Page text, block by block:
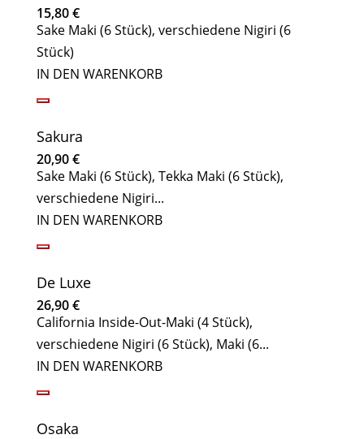
15,80€
Sake Maki (6 Stück), verschiedene Nigiri (6
Stück)
IN DEN WARENKORB
Sakura
20,90€
Sake Maki (6 Stück), Tekka Maki (6 Stück),
verschiedene Nigiri...
IN DEN WARENKORB
De Luxe
26,90€
California Inside-Out-Maki (4 Stück),
verschiedene Nigiri (6 Stück), Maki (6...
IN DEN WARENKORB
Osaka